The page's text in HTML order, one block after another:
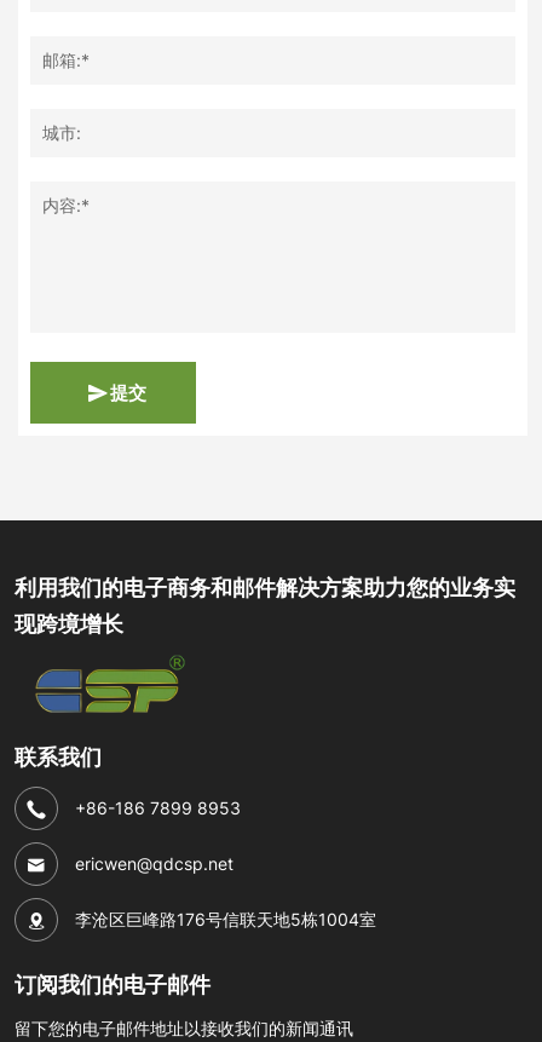
邮箱:*
城市:
内容:*
提交
利用我们的电子商务和邮件解决方案助力您的业务实
现跨境增长
联系我们
+86-186 7899 8953
ericwen@qdcsp.net
李沧区巨峰路176号信联天地5栋1004室
订阅我们的电子邮件
留下您的电子邮件地址以接收我们的新闻通讯